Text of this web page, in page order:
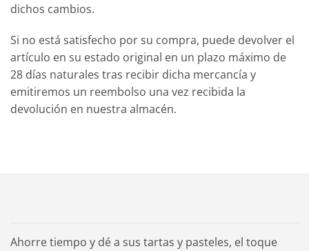
dichos cambios.
Si no está satisfecho por su compra, puede devolver el
artículo en su estado original en un plazo máximo de
28 días naturales tras recibir dicha mercancía y
emitiremos un reembolso una vez recibida la
devolución en nuestra almacén.
Ahorre tiempo y dé a sus tartas y pasteles, el toque